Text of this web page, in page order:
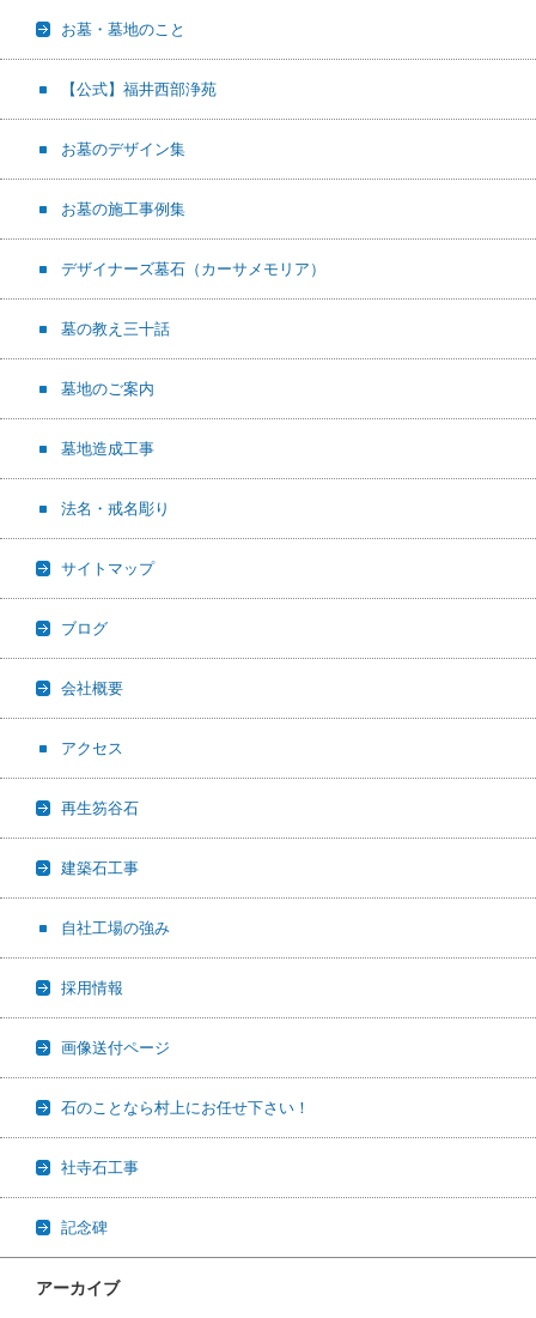
お墓・墓地のこと
【公式】福井西部浄苑
お墓のデザイン集
お墓の施工事例集
デザイナーズ墓石（カーサメモリア）
墓の教え三十話
墓地のご案内
墓地造成工事
法名・戒名彫り
サイトマップ
ブログ
会社概要
アクセス
再生笏谷石
建築石工事
自社工場の強み
採用情報
画像送付ページ
石のことなら村上にお任せ下さい！
社寺石工事
記念碑
アーカイブ